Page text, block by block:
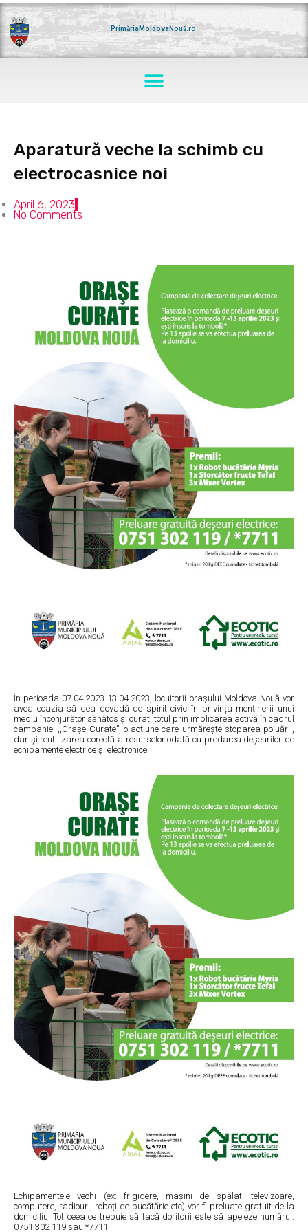
Skip
to
content
PrimăriaMoldovaNouă.ro
Menu
Aparatură veche la schimb cu
electrocasnice noi
April 6, 2023
No Comments
În perioada 07.04.2023-13.04.2023, locuitorii orașului Moldova Nouă vor
avea ocazia să dea dovadă de spirit civic în privința menținerii unui
mediu înconjurător sănătos și curat, totul prin implicarea activă în cadrul
campaniei ,,Orașe Curate”, o acțiune care urmărește stoparea poluării,
dar și reutilizarea corectă a resurselor odată cu predarea deșeurilor de
echipamente electrice și electronice.
Echipamentele vechi (ex: frigidere, mașini de spălat, televizoare,
computere, radiouri, roboți de bucătărie etc) vor fi preluate gratuit de la
domiciliu. Tot ceea ce trebuie să facă doritorii este să apeleze numărul:
0751 302 119 sau *7711.